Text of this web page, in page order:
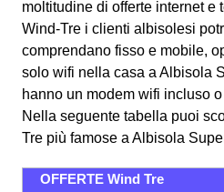
moltitudine di offerte internet e
Wind-Tre i clienti albisolesi
comprendano fisso e mobile,
solo wifi nella casa a Albisola
hanno un modem wifi incluso
Nella seguente tabella puoi
Tre più famose a Albisola
OFFERTE Wind Tre